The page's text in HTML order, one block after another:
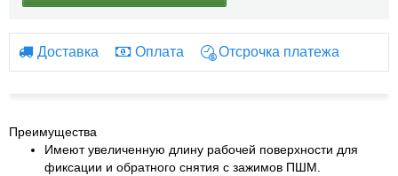
Доставка Оплата Отсрочка платежа
Преимущества
Имеют увеличенную длину рабочей поверхности для
фиксации и обратного снятия с зажимов ПШМ.